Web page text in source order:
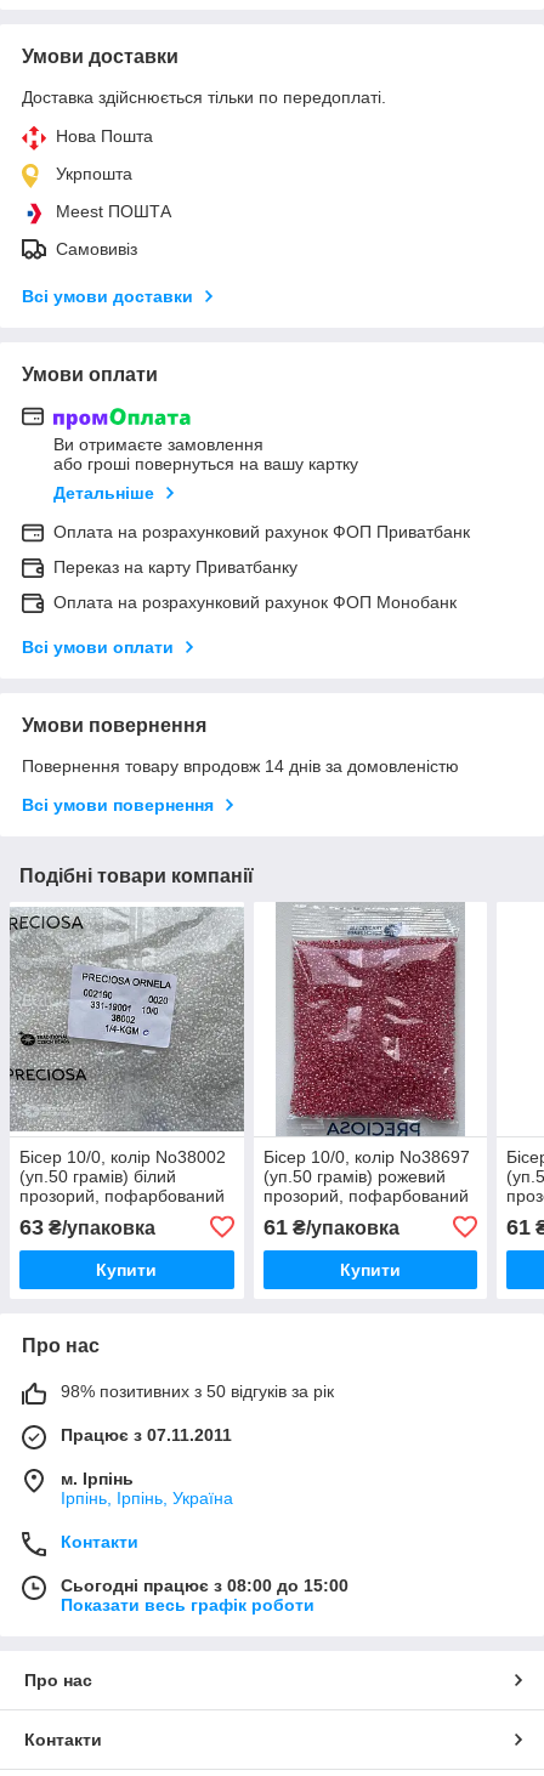
Умови доставки
Доставка здійснюється тільки по передоплаті.
Нова Пошта
Укрпошта
Meest ПОШТА
Самовивіз
Всі умови доставки
Умови оплати
Ви отримаєте замовлення
або гроші повернуться на вашу картку
Детальніше
Оплата на розрахунковий рахунок ФОП Приватбанк
Переказ на карту Приватбанку
Оплата на розрахунковий рахунок ФОП Монобанк
Всі умови оплати
Умови повернення
Повернення товару впродовж 14 днів за домовленістю
Всі умови повернення
Подібні товари компанії
Бісер 10/0, колір No38002
(уп.50 грамів) білий
прозорий, пофарбований
63 ₴/упаковка
Купити
Бісер 10/0, колір No38697
(уп.50 грамів) рожевий
прозорий, пофарбований
отвір)
61₴/упаковка
Купити
61
Про нас
98% позитивних з 50 відгуків за рік
Працює з 07.11.2011
м. Ірпінь
Ірпінь, Ірпінь, Україна
Контакти
Сьогодні працює з 08:00 до 15:00
Показати весь графік роботи
Про нас
Контакти